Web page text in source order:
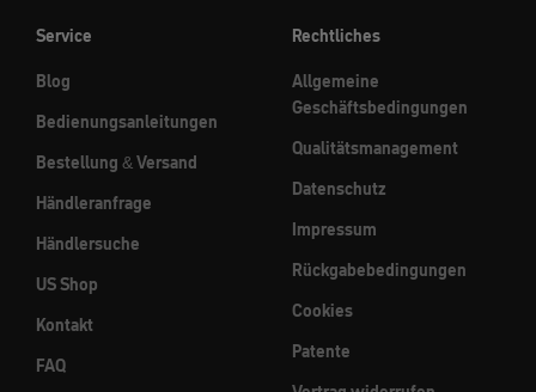
Service
Blog
Bedienungsanleitungen
Bestellung & Versand
Händleranfrage
Händlersuche
US Shop
Kontakt
FAQ
Rechtliches
Allgemeine
Geschäftsbedingungen
Qualitätsmanagement
Datenschutz
Impressum
Rückgabebedingungen
Cookies
Patente